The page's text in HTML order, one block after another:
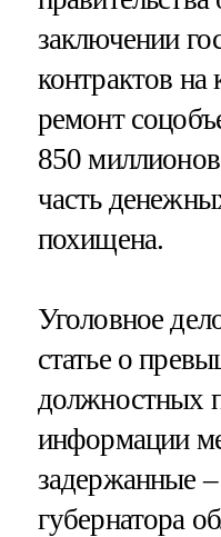
заключении
контрактов на
ремонт
850
часть
похищена.
Уголовное
статье о
должностных
информации
задержанные
губернатора